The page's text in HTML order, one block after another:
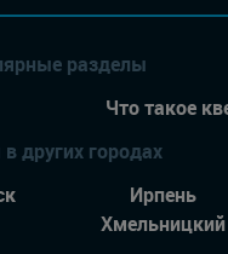
разделы
Что такое
других городах
Ирпень
Хмельницкий